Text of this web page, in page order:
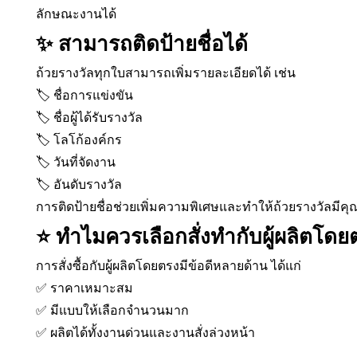
ลักษณะงานได้
✨ สามารถติดป้ายชื่อได้
ถ้วยรางวัลทุกใบสามารถเพิ่มรายละเอียดได้ เช่น
🏷️ ชื่อการแข่งขัน
🏷️ ชื่อผู้ได้รับรางวัล
🏷️ โลโก้องค์กร
🏷️ วันที่จัดงาน
🏷️ อันดับรางวัล
การติดป้ายชื่อช่วยเพิ่มความพิเศษและทำให้ถ้วยรางวัลมี
⭐ ทำไมควรเลือกสั่งทำกับผู้ผลิตโดย
การสั่งซื้อกับผู้ผลิตโดยตรงมีข้อดีหลายด้าน ได้แก่
✅ ราคาเหมาะสม
✅ มีแบบให้เลือกจำนวนมาก
✅ ผลิตได้ทั้งงานด่วนและงานสั่งล่วงหน้า